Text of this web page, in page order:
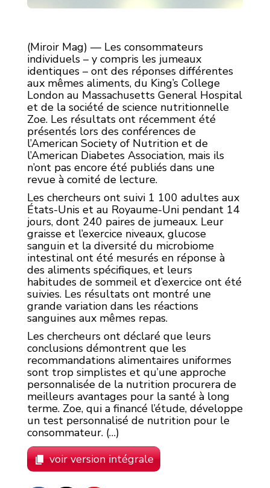
(Miroir Mag) — Les consommateurs
individuels – y compris les jumeaux
identiques – ont des réponses différentes
aux mêmes aliments, du King’s College
London au Massachusetts General Hospital
et de la société de science nutritionnelle
Zoe. Les résultats ont récemment été
présentés lors des conférences de
l’American Society of Nutrition et de
l’American Diabetes Association, mais ils
n’ont pas encore été publiés dans une
revue à comité de lecture.
Les chercheurs ont suivi 1 100 adultes aux
États-Unis et au Royaume-Uni pendant 14
jours, dont 240 paires de jumeaux. Leur
graisse et l’exercice niveaux, glucose
sanguin et la diversité du microbiome
intestinal ont été mesurés en réponse à
des aliments spécifiques, et leurs
habitudes de sommeil et d’exercice ont été
suivies. Les résultats ont montré une
grande variation dans les réactions
sanguines aux mêmes repas.
Les chercheurs ont déclaré que leurs
conclusions démontrent que les
recommandations alimentaires uniformes
sont trop simplistes et qu’une approche
personnalisée de la nutrition procurera de
meilleurs avantages pour la santé à long
terme. Zoe, qui a financé l’étude, développe
un test personnalisé de nutrition pour le
consommateur. (…)
voir version intégrale